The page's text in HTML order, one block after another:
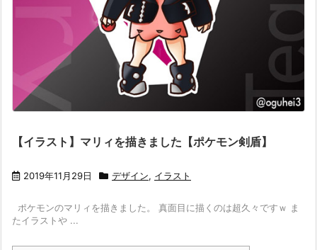
【イラスト】マリィを描きました【ポケモン剣盾】
2019年11月29日 デザイン, イラスト
ポケモンのマリィを描きました。 真面目に描くのは超久々ですｗ ま
たイラストや ...